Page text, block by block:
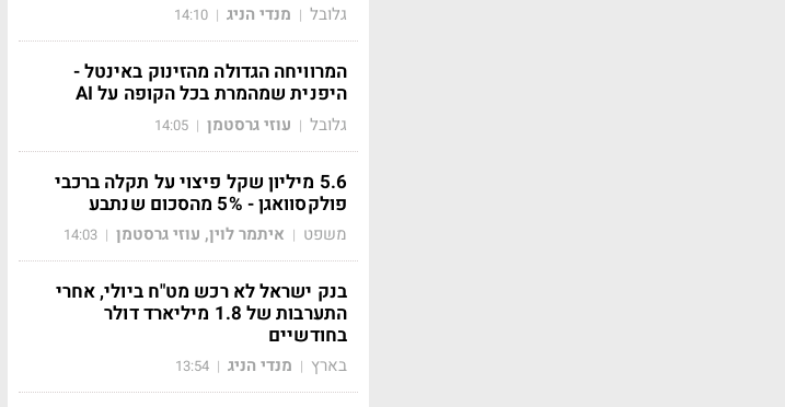
גלובל | מנדי הניג |
14:10
המרוויחה הגדולה מהזינוק באינטל -
היפנית שמהמרת בכל הקופה על AI
גלובל | עוזי גרסטמן |
14:05
5.6 מיליון שקל פיצוי על תקלה ברכבי
פולקסוואגן - 5% מהסכום שנתבע
משפט | איתמר לוין, עוזי גרסטמן |
14:03
בנק ישראל לא רכש מט"ח ביולי, אחרי
התערבות של 1.8 מיליארד דולר
בחודשיים
בארץ | מנדי הניג |
13:54